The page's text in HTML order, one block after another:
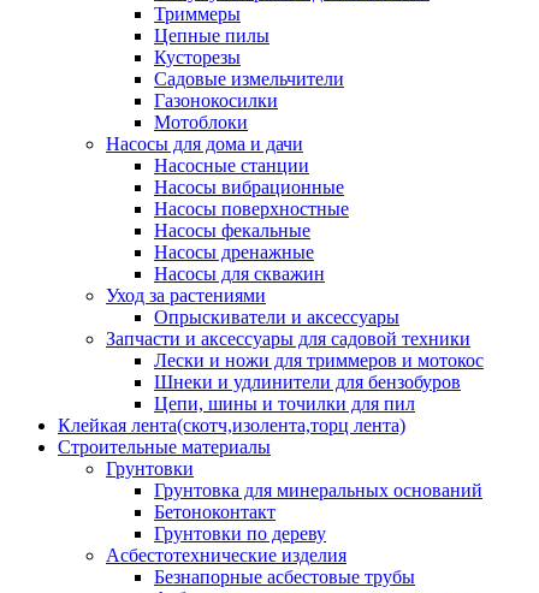
Триммеры
Цепные пилы
Кусторезы
Садовые измельчители
Газонокосилки
Мотоблоки
Насосы для дома и дачи
Насосные станции
Насосы вибрационные
Насосы поверхностные
Насосы фекальные
Насосы дренажные
Насосы для скважин
Уход за растениями
Опрыскиватели и аксессуары
Запчасти и аксессуары для садовой техники
Лески и ножи для триммеров и мотокос
Шнеки и удлинители для бензобуров
Цепи, шины и точилки для пил
Клейкая лента(скотч,изолента,торц лента)
Строительные материалы
Грунтовки
Грунтовка для минеральных оснований
Бетоноконтакт
Грунтовки по дереву
Асбестотехнические изделия
Безнапорные асбестовые трубы